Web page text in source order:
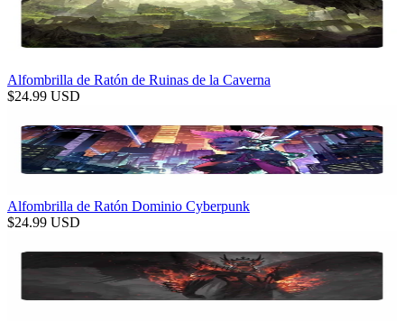
Alfombrilla de Ratón de Ruinas de la Caverna
$24.99 USD
Alfombrilla de Ratón Dominio Cyberpunk
$24.99 USD